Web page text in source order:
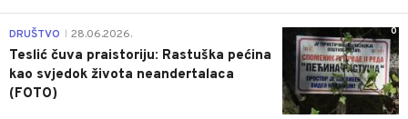
0
DRUŠTVO 28.06.2026.
Teslić čuva praistoriju: Rastuška pećina
kao svjedok života neandertalaca
(FOTO)